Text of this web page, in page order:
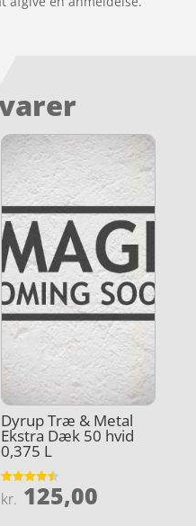
Dyrup Træ & Metal
Ekstra Dæk 50 hvid
0,375 L
Vurderet
4.5
kr. 125,00